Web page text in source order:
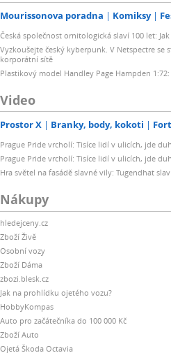
Mourissonova poradna Komiksy
Česká společnost ornitologická slaví 100 let:
Vyzkoušejte český kyberpunk. V Netspectre
korporátní sítě
Plastikový model Handley Page Hampden
Video
Prostor X Branky, body, kokoti
Prague Pride vrcholí: Tisíce lidí v ulicích, jde
Prague Pride vrcholí: Tisíce lidí v ulicích, jde
Hra světel na fasádě slavné vily: Tugendhat
Nákupy
hledejceny.cz
Zboží Živě
Osobní vozy
Zboží Dáma
zbozi.blesk.cz
Jak na prohlídku ojetého vozu?
HobbyKompas
Auto pro začátečníka do 100 000 Kč
Zboží Auto
Ojetá Škoda Octavia